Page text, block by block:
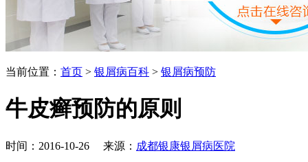
当前位置： 首页 > 银屑病百科 > 银屑病预防
牛皮癣预防的原则
时间：2016-10-26 来源： 成都银康银屑病医院